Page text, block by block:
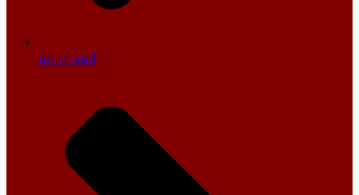
สภ.บางพลี